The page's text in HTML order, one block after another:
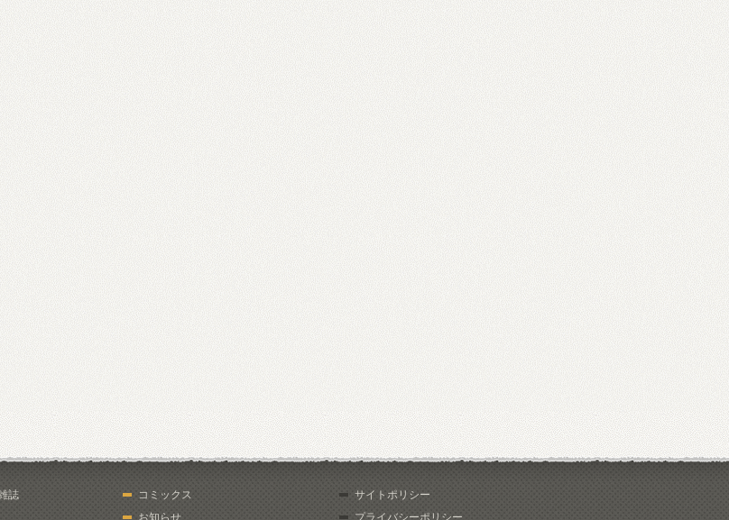
誌
コミックス
お知らせ
サイトポリシー
プライバシーポリシー